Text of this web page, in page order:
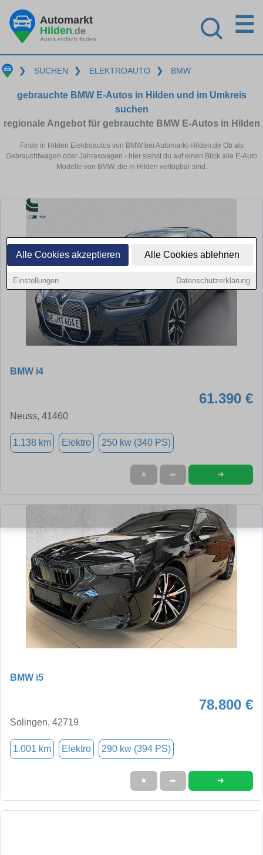
Alle Cookies akzeptieren Alle Cookies ablehnen
Einstellungen Datenschutzerklärung
Automarkt
Hilden.de
Autos einfach finden
☰
❯ SUCHEN ❯ ELEKTROAUTO ❯ BMW
gebrauchte BMW E-Autos in Hilden und im Umkreis
suchen
regionale Angebot für gebrauchte BMW E-Autos in Hilden
Finde in Hilden Elektroautos von BMW bei Automarkt-Hilden.de Ob als
Gebrauchtwagen oder Jahreswagen - hier siehst du auf einen Blick alle E-Auto
Modelle von BMW, die in Hilden verfügbar sind.
BMW i4
61.390 €
Neuss, 41460
1.138 km Elektro 250 kw (340 PS)
★ ➦ ➜
BMW i5
78.800 €
Solingen, 42719
1.001 km Elektro 290 kw (394 PS)
★ ➦ ➜